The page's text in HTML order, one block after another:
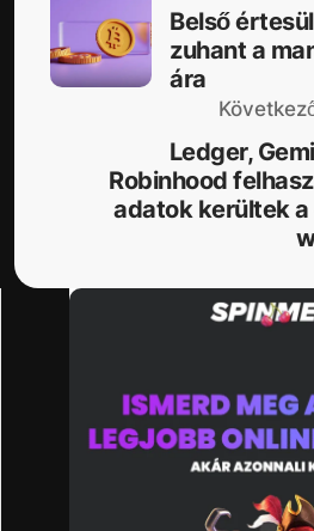
Belső
zuhant a
ára
Ledger,
Robinhood
adatok kerültek